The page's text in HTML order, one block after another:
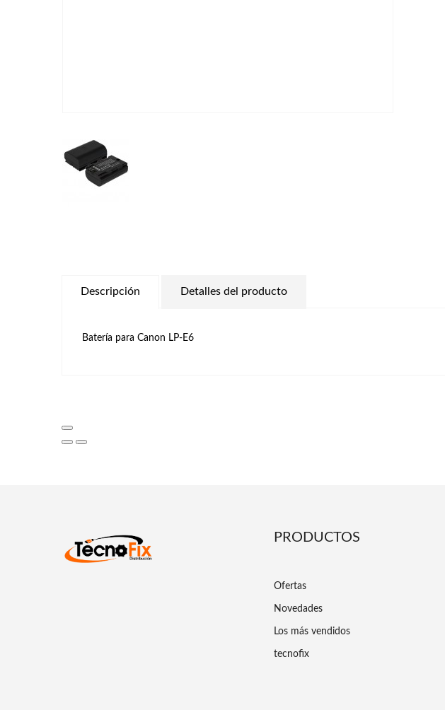
Descripción Detalles del producto
Batería para Canon LP-E6
PRODUCTOS
Ofertas
Novedades
Los más vendidos
tecnofix